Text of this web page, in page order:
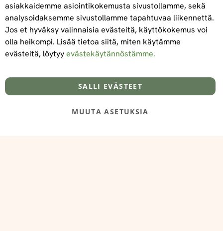
Tilaa
Tietoa meistä
@‌2025 FooDeliDoo
Toimitus- ja maksuehdot
asiakkaidemme asiointikokemusta sivustollamme, sekä
analysoidaksemme sivustollamme tapahtuvaa liikennettä.
Jos et hyväksy valinnaisia evästeitä, käyttökokemus voi
olla heikompi. Lisää tietoa siitä, miten käytämme
evästeitä, löytyyevästekäytännöstämme.
SALLI EVÄSTEET
MUUTA ASETUKSIA